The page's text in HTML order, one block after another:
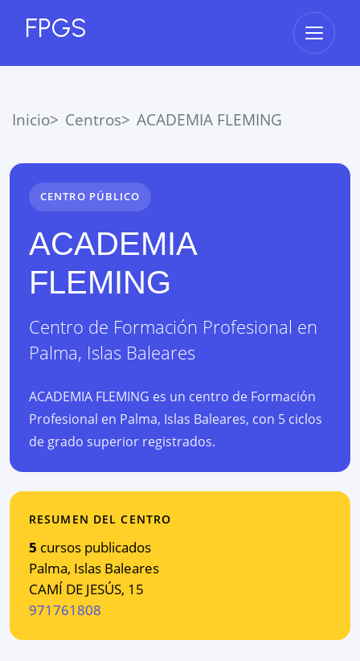
FPGS Abrir
Inicio Centros ACADEMIA FLEMING
CENTRO PÚBLICO
ACADEMIA
FLEMING
Centro de Formación Profesional en
Palma, Islas Baleares
ACADEMIA FLEMING es un centro de Formación
Profesional en Palma, Islas Baleares, con 5 ciclos
de grado superior registrados.
RESUMEN DEL CENTRO
5 cursos publicados
Palma, Islas Baleares
CAMÍ DE JESÚS, 15
971761808